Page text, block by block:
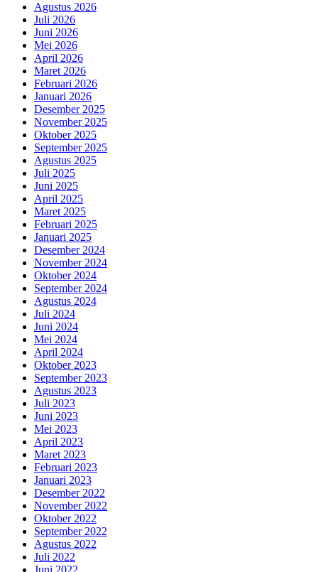
Agustus 2026
Juli 2026
Juni 2026
Mei 2026
April 2026
Maret 2026
Februari 2026
Januari 2026
Desember 2025
November 2025
Oktober 2025
September 2025
Agustus 2025
Juli 2025
Juni 2025
April 2025
Maret 2025
Februari 2025
Januari 2025
Desember 2024
November 2024
Oktober 2024
September 2024
Agustus 2024
Juli 2024
Juni 2024
Mei 2024
April 2024
Oktober 2023
September 2023
Agustus 2023
Juli 2023
Juni 2023
Mei 2023
April 2023
Maret 2023
Februari 2023
Januari 2023
Desember 2022
November 2022
Oktober 2022
September 2022
Agustus 2022
Juli 2022
Juni 2022